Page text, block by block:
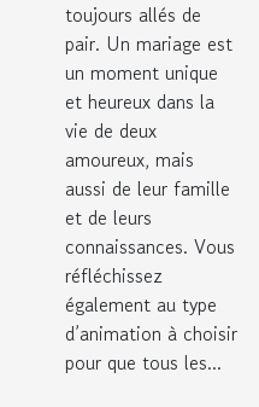
toujours allés de
pair. Un mariage est
un moment unique
et heureux dans la
vie de deux
amoureux, mais
aussi de leur famille
et de leurs
connaissances. Vous
réfléchissez
également au type
d’animation à choisir
pour que tous les...